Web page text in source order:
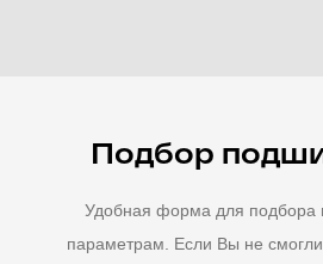
Подбор
Удобная форма для подбора
параметрам. Если Вы не